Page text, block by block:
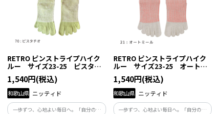
RETRO ピンストライプハイク
ルー サイズ23-25 ピスタチ
オ
1,540円(税込)
和歌山県 ニッティド
一歩ずつ、心地よい毎日へ。「自分の体
RETRO ピンストライプハイク
ルー サイズ23-25 オートミ
ール
1,540円(税込)
和歌山県 ニッティド
一歩ずつ、心地よい毎日へ。「自分の体